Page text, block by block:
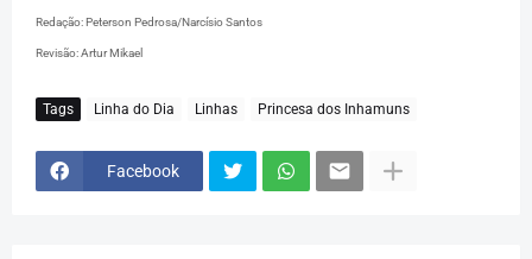
Redação: Peterson Pedrosa/Narcísio Santos
Revisão: Artur Mikael
Tags Linha do Dia Linhas Princesa dos Inhamuns
Facebook